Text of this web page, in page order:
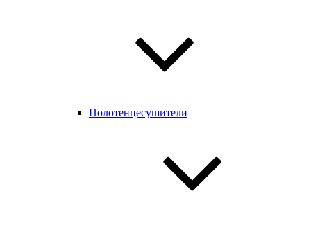
Полотенцесушители